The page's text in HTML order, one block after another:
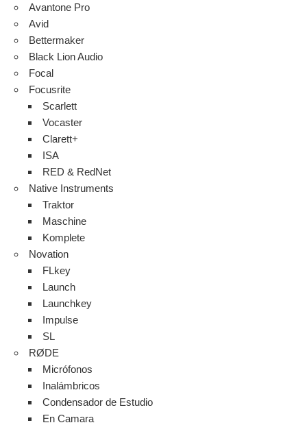
Avantone Pro
Avid
Bettermaker
Black Lion Audio
Focal
Focusrite
Scarlett
Vocaster
Clarett+
ISA
RED & RedNet
Native Instruments
Traktor
Maschine
Komplete
Novation
FLkey
Launch
Launchkey
Impulse
SL
RØDE
Micrófonos
Inalámbricos
Condensador de Estudio
En Camara